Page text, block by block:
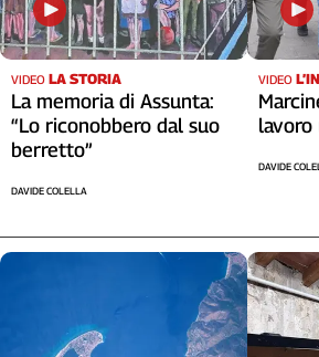
VIDEO LA STORIA
La memoria di Assunta:
“Lo riconobbero dal suo
berretto”
DAVIDE COLELLA
VIDEO
lavoro
DAVIDE